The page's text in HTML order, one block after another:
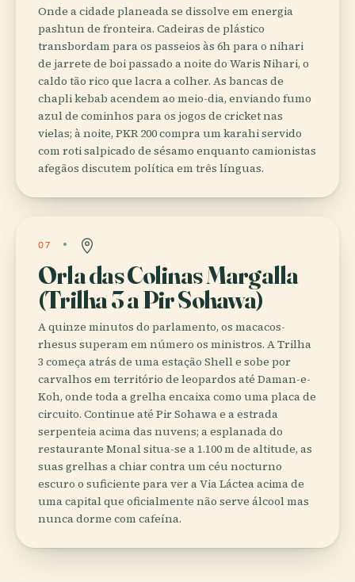
Onde a cidade planeada se dissolve em energia
pashtun de fronteira. Cadeiras de plástico
transbordam para os passeios às 6h para o nihari
de jarrete de boi passado a noite do Waris Nihari, o
caldo tão rico que lacra a colher. As bancas de
chapli kebab acendem ao meio-dia, enviando fumo
azul de cominhos para os jogos de cricket nas
vielas; à noite, PKR 200 compra um karahi servido
com roti salpicado de sésamo enquanto camionistas
afegãos discutem política em três línguas.
07
Orla das Colinas Margalla
(Trilha 3 a Pir Sohawa)
A quinze minutos do parlamento, os macacos-
rhesus superam em número os ministros. A Trilha
3 começa atrás de uma estação Shell e sobe por
carvalhos em território de leopardos até Daman-e-
Koh, onde toda a grelha encaixa como uma placa de
circuito. Continue até Pir Sohawa e a estrada
serpenteia acima das nuvens; a esplanada do
restaurante Monal situa-se a 1.100 m de altitude, as
suas grelhas a chiar contra um céu nocturno
escuro o suficiente para ver a Via Láctea acima de
uma capital que oficialmente não serve álcool mas
nunca dorme com cafeína.